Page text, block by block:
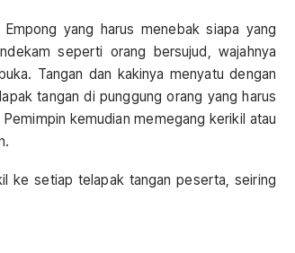
yang harus menebak siapa yang
seperti orang bersujud, wajahnya
Tangan dan kakinya menyatu dengan
tangan di punggung orang yang harus
kemudian memegang kerikil atau
ke setiap telapak tangan peserta, seiring